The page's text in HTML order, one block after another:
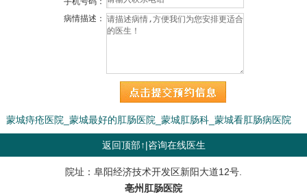
阜南 林女士 肛瘘 预约周日
阜南 陈先生 痔疮 预约周一
病情描述：
蒙城痔疮医院_蒙城最好的肛肠医院_蒙城肛肠科_蒙城看肛肠病医院
返回顶部↑|咨询在线医生
院址：阜阳经济技术开发区新阳大道12号.
亳州肛肠医院